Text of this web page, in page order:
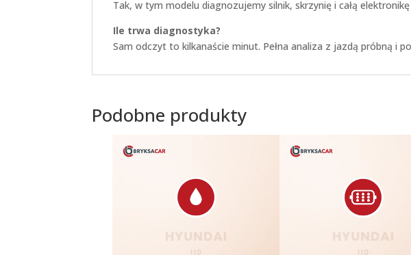
Tak, w tym modelu diagnozujemy silnik, skrzynię i całą elektronikę
Ile trwa diagnostyka?
Sam odczyt to kilkanaście minut. Pełna analiza z jazdą próbną i
Podobne produkty